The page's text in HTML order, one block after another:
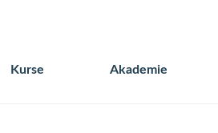
Navigation
Kurse Akademie